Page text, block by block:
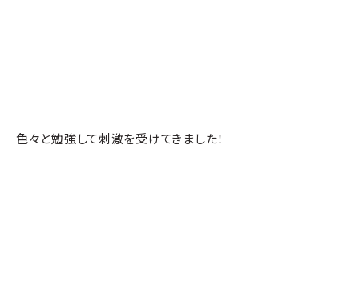
色々と勉強して刺激を受けてきました！